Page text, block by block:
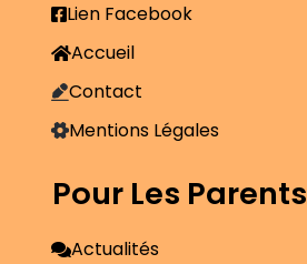
Lien Facebook
Accueil
Contact
Mentions Légales
Pour Les Parents
Actualités